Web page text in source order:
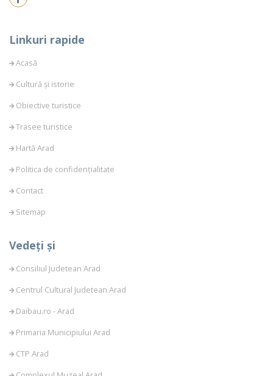
Linkuri rapide
Acasă
Cultură și istorie
Obiective turistice
Trasee turistice
Hartă Arad
Politica de confidențialitate
Contact
Sitemap
Vedeți și
Consiliul Judetean Arad
Centrul Cultural Judetean Arad
Daibau.ro - Arad
Primaria Municipiului Arad
CTP Arad